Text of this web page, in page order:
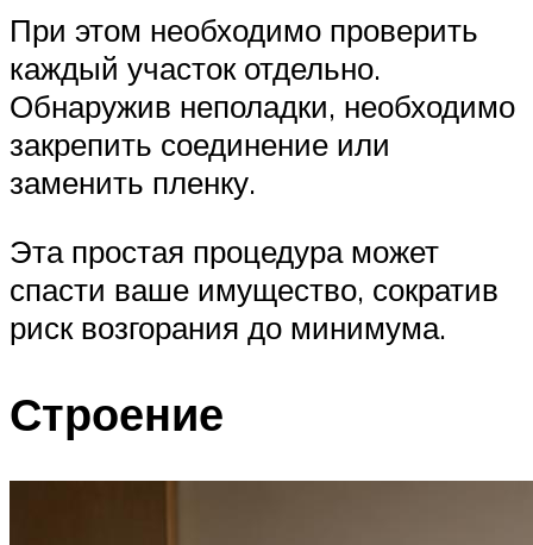
При этом необходимо проверить
каждый участок отдельно.
Обнаружив неполадки, необходимо
закрепить соединение или
заменить пленку.
Эта простая процедура может
спасти ваше имущество, сократив
риск возгорания до минимума.
Строение